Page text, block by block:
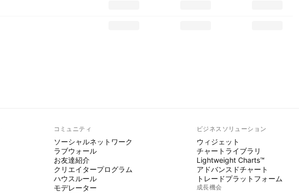
コミュニティ
ソーシャルネットワーク
ラブウォール
お友達紹介
クリエイタープログラム
ハウスルール
モデレーター
ビジネスソリューション
ウィジェット
チャートライブラリ
Lightweight Charts™
アドバンスドチャート
トレードプラットフォーム
成長機会